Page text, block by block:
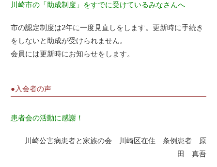
川崎市の「助成制度」をすでに受けているみなさんへ
市の認定制度は2年に一度見直しをします。更新時に手続き
をしないと助成が受けられません。
会員には更新時にお知らせをします。
●入会者の声
患者会の活動に感謝！
川崎公害病患者と家族の会 川崎区在住 条例患者 原
田 真吾